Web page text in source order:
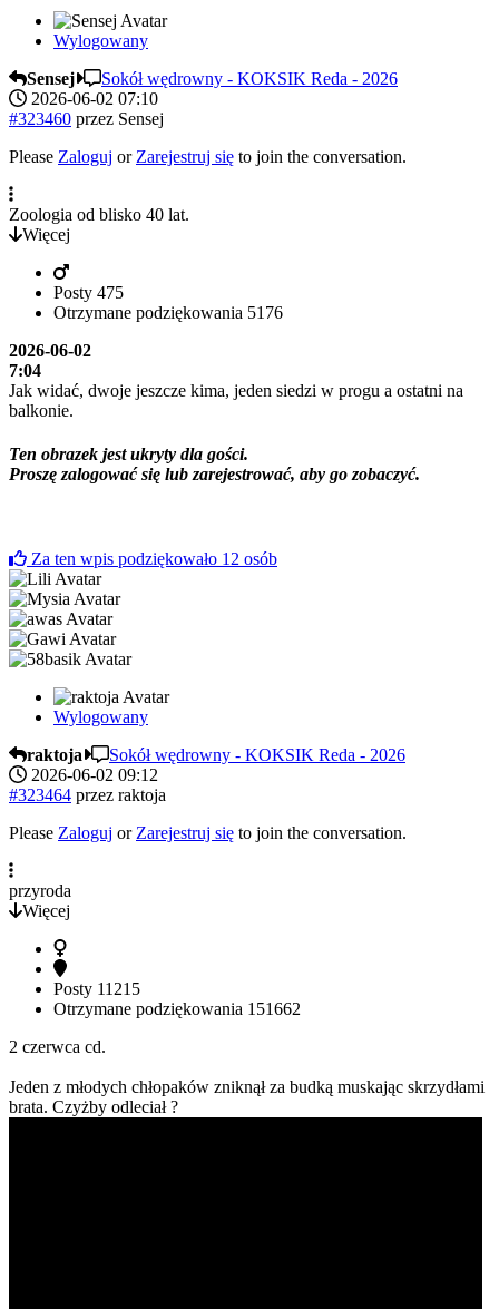
Wylogowany
Sensej
Sokół wędrowny - KOKSIK Reda - 2026
2026-06-02 07:10
#323460 przez Sensej
Please Zaloguj or Zarejestruj się to join the conversation.
Zoologia od blisko 40 lat.
Więcej
Posty 475
Otrzymane podziękowania 5176
2026-06-02
7:04
Jak widać, dwoje jeszcze kima, jeden siedzi w progu a ostatni na
balkonie.
Ten obrazek jest ukryty dla gości.
Proszę zalogować się lub zarejestrować, aby go zobaczyć.
Za ten wpis podziękowało 12 osób
Wylogowany
raktoja
Sokół wędrowny - KOKSIK Reda - 2026
2026-06-02 09:12
#323464 przez raktoja
Please Zaloguj or Zarejestruj się to join the conversation.
przyroda
Więcej
Posty 11215
Otrzymane podziękowania 151662
2 czerwca cd.
Jeden z młodych chłopaków zniknął za budką muskając skrzydłami
brata. Czyżby odleciał ?